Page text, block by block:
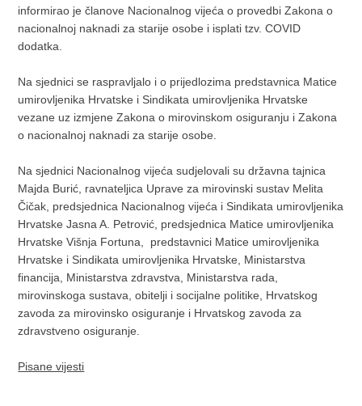
informirao je članove Nacionalnog vijeća o provedbi Zakona o
nacionalnoj naknadi za starije osobe i isplati tzv. COVID
dodatka.
Na sjednici se raspravljalo i o prijedlozima predstavnica Matice
umirovljenika Hrvatske i Sindikata umirovljenika Hrvatske
vezane uz izmjene Zakona o mirovinskom osiguranju i Zakona
o nacionalnoj naknadi za starije osobe.
Na sjednici Nacionalnog vijeća sudjelovali su državna tajnica
Majda Burić, ravnateljica Uprave za mirovinski sustav Melita
Čičak, predsjednica Nacionalnog vijeća i Sindikata umirovljenika
Hrvatske Jasna A. Petrović, predsjednica Matice umirovljenika
Hrvatske Višnja Fortuna, predstavnici Matice umirovljenika
Hrvatske i Sindikata umirovljenika Hrvatske, Ministarstva
financija, Ministarstva zdravstva, Ministarstva rada,
mirovinskoga sustava, obitelji i socijalne politike, Hrvatskog
zavoda za mirovinsko osiguranje i Hrvatskog zavoda za
zdravstveno osiguranje.
Pisane vijesti